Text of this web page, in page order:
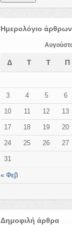
Ημερολόγιο άρθρων
Δ Τ Τ Π
« Φεβ
3 4 5 6
10 11 12 13
17 18 19 20
24 25 26 27
31
Δημοφιλή άρθρα